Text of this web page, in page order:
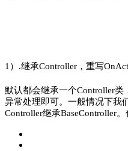
1）.继承Controller，重写
默认都会继承一个Controller类
异常处理即可。一般情况下我
Controller继承BaseController